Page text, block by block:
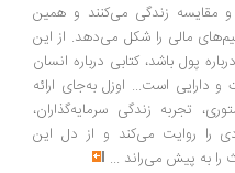
زندگی می‌کنند و همین
را شکل می‌دهد. از این
باشد، کتابی درباره انسان
است... اوزل به‌جای ارائه
زندگی سرمایه‌گذاران،
روایت می‌کند و از دل این
می‌راند ...